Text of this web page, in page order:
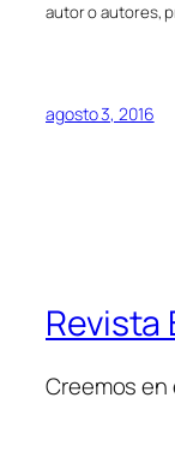
autor o autores,
agosto 3, 2016
Revista
Creemos en